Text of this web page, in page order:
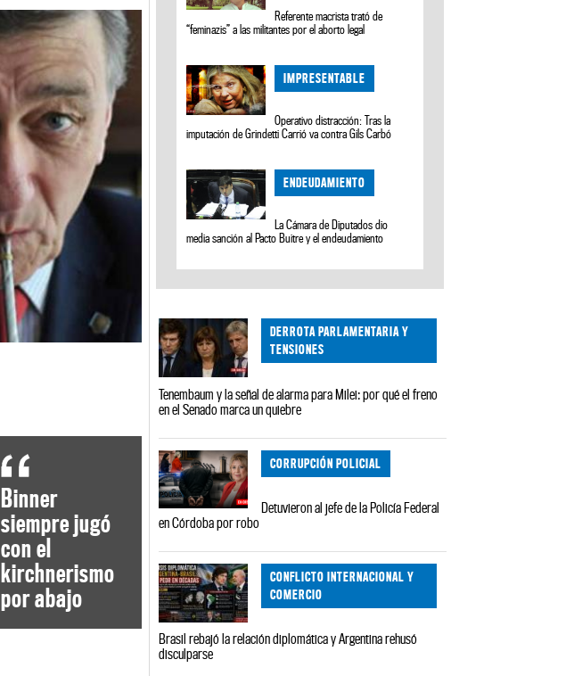
Binner
siempre jugó
con el
kirchnerismo
por abajo
Referente macrista trató de
“feminazis” a las militantes por el aborto legal
IMPRESENTABLE
Operativo distracción: Tras la
imputación de Grindetti Carrió va contra Gils Carbó
ENDEUDAMIENTO
La Cámara de Diputados dio
media sanción al Pacto Buitre y el endeudamiento
DERROTA PARLAMENTARIA Y
TENSIONES
Tenembaum y la señal de alarma para Milei: por qué el freno
en el Senado marca un quiebre
CORRUPCIÓN POLICIAL
Detuvieron al jefe de la Policía Federal
en Córdoba por robo
CONFLICTO INTERNACIONAL Y
COMERCIO
Brasil rebajó la relación diplomática y Argentina rehusó
disculparse